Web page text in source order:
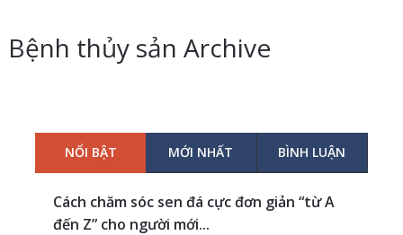
Bệnh thủy sản Archive
NỔI BẬT MỚI NHẤT BÌNH LUẬN
Cách chăm sóc sen đá cực đơn giản “từ A
đến Z” cho người mới...